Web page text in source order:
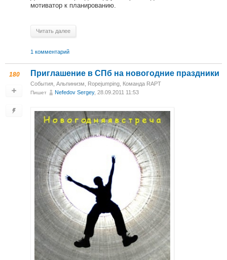
мотиватор к планированию.
Читать далее
1 комментарий
180 Приглашение в СПб на новогодние праздники
События Альпинизм Ropejumping Команда RAPT
Пишет Nefedov Sergey, 28.09.2011 11:53